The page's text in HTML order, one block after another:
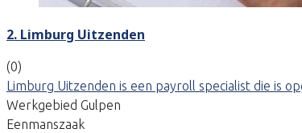
2. Limburg Uitzenden
(0)
Limburg Uitzenden is een payroll specialist die is
Werkgebied Gulpen
Eenmanszaak